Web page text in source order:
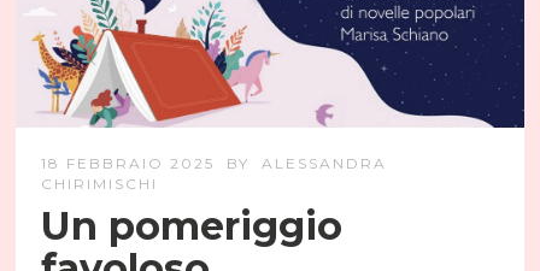
18 FEBBRAIO 2025 BY
ALESSANDRA
CHIRIMISCHI
Un pomeriggio